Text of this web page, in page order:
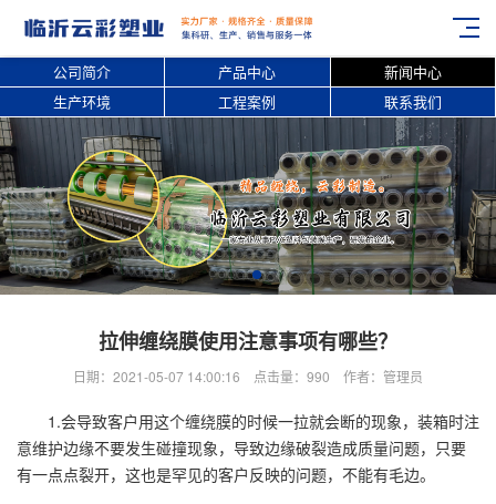
公司简介 产品中心
新闻中心
生产环境
工程案例 联系我们
拉伸缠绕膜使用注意事项有哪些？
日期：2021-05-07 14:00:16 点击量：990 作者：管理员
1.会导致客户用这个缠绕膜的时候一拉就会断的现象，装箱时注
意维护边缘不要发生碰撞现象，导致边缘破裂造成质量问题，只要
有一点点裂开，这也是罕见的客户反映的问题，不能有毛边。